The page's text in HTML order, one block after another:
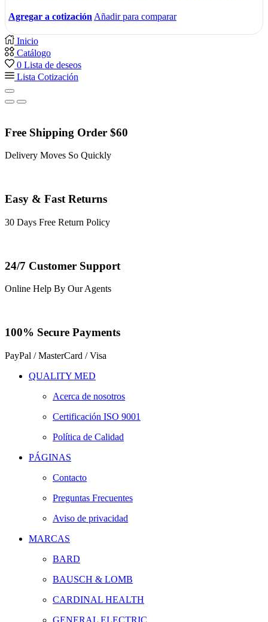
Agregar a cotización Añadir para comparar
Inicio
Catálogo
0 Lista de deseos
Lista Cotización
Free Shipping Order $60
Delivery Moves So Quickly
Easy & Fast Returns
30 Days Free Return Policy
24/7 Customer Support
Online Help By Our Agents
100% Secure Payments
PayPal / MasterCard / Visa
QUALITY MED
Acerca de nosotros
Certificación ISO 9001
Política de Calidad
PÁGINAS
Contacto
Preguntas Frecuentes
Aviso de privacidad
MARCAS
BARD
BAUSCH & LOMB
CARDINAL HEALTH
GENERAL ELECTRIC